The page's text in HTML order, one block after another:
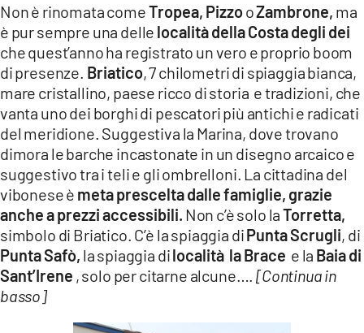
ILVIBONESE.IT
CATANZAROCHANNEL.IT
LACAPITALENEWS.IT
App
ANDROID
APPLE
Non è rinomata comeTropea, PizzooZambrone, ma
è pur sempre una delle località della Costa degli dei
che quest’anno ha registrato un vero e proprio boom
di presenze. Briatico, 7 chilometri di spiaggia bianca,
mare cristallino, paese ricco di storia e tradizioni, che
vanta uno dei borghi di pescatori più antichi e radicati
del meridione. Suggestiva la Marina, dove trovano
dimora le barche incastonate in un disegno arcaico e
suggestivo tra i teli e gli ombrelloni. La cittadina del
vibonese è meta prescelta dalle famiglie, grazie
anche a prezzi accessibili. Non c’è solo laTorretta,
simbolo di Briatico. C’è la spiaggia diPunta Scrugli, di
Punta Safò, la spiaggia dilocalità la Brace e la Baia di
Sant’Irene , solo per citarne alcune….[Continua in
basso]